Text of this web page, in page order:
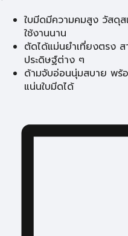
ใบมีดมีความคมสูง วัสดุ
ใช้งานนาน
ตัดได้แม่นยำเที่ยงตรง
ประดิษฐ์ต่าง ๆ
ด้ามจับอ่อนนุ่มสบาย พร้
แน่นใบมีดได้